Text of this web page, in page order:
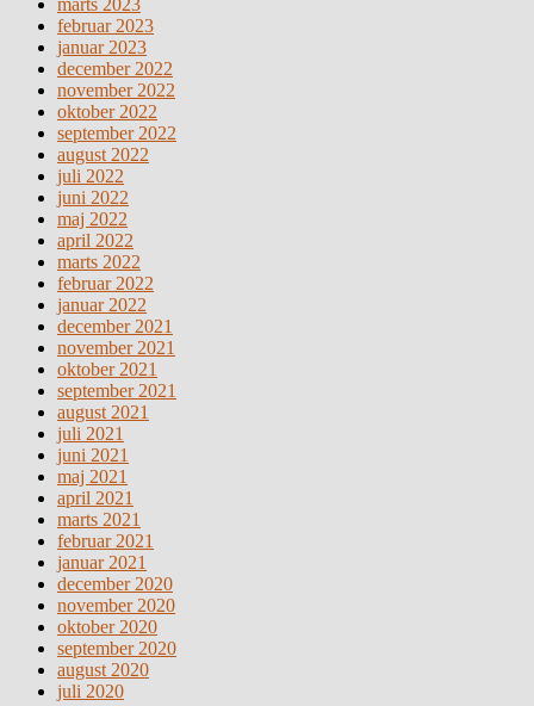
februar 2023
januar 2023
december 2022
november 2022
oktober 2022
september 2022
august 2022
juli 2022
juni 2022
maj 2022
april 2022
marts 2022
februar 2022
januar 2022
december 2021
november 2021
oktober 2021
september 2021
august 2021
juli 2021
juni 2021
maj 2021
april 2021
marts 2021
februar 2021
januar 2021
december 2020
november 2020
oktober 2020
september 2020
august 2020
juli 2020